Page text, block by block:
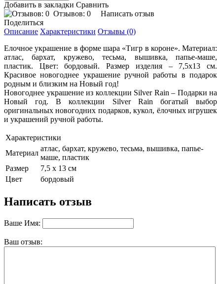
Добавить в закладки Сравнить
Отзывов: 0
Написать отзыв
Поделиться
Описание Характеристики Отзывы (0)
Елочное украшение в форме шара «Тигр в короне». Материал:
атлас, бархат, кружево, тесьма, вышивка, папье-маше,
пластик. Цвет: бордовый. Размер изделия – 7,5х13 см.
Красивое новогоднее украшение ручной работы в подарок
родным и близким на Новый год!
Новогоднее украшение из коллекции Silver Rain – Подарки на
Новый год. В коллекции Silver Rain богатый выбор
оригинальных новогодних подарков, кукол, ёлочных игрушек
и украшений ручной работы.
Характеристики
Материал
атлас, бархат, кружево, тесьма, вышивка, папье-
маше, пластик
Размер
7,5 х 13 см
Цвет
бордовый
Написать отзыв
Ваше Имя:
Ваш отзыв: